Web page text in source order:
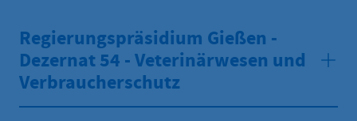
Regierungspräsidium Gießen -
Dezernat 54 - Veterinärwesen und
Verbraucherschutz